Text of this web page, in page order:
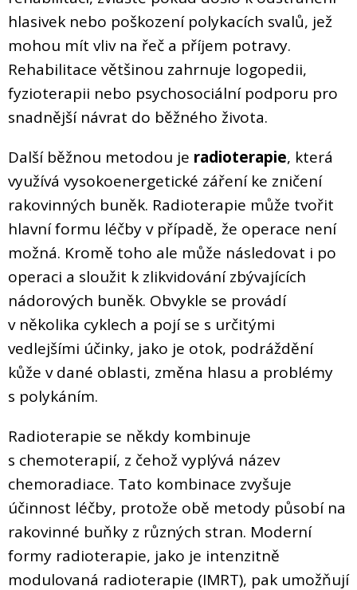
hlasivek nebo poškození polykacích svalů, jež
mohou mít vliv na řeč a příjem potravy.
Rehabilitace většinou zahrnuje logopedii,
fyzioterapii nebo psychosociální podporu pro
snadnější návrat do běžného života.
Další běžnou metodou je radioterapie, která
využívá vysokoenergetické záření ke zničení
rakovinných buněk. Radioterapie může tvořit
hlavní formu léčby v případě, že operace není
možná. Kromě toho ale může následovat i po
operaci a sloužit k zlikvidování zbývajících
nádorových buněk. Obvykle se provádí
v několika cyklech a pojí se s určitými
vedlejšími účinky, jako je otok, podráždění
kůže v dané oblasti, změna hlasu a problémy
s polykáním.
Radioterapie se někdy kombinuje
s chemoterapií, z čehož vyplývá název
chemoradiace. Tato kombinace zvyšuje
účinnost léčby, protože obě metody působí na
rakovinné buňky z různých stran. Moderní
formy radioterapie, jako je intenzitně
modulovaná radioterapie (IMRT), pak umožňují